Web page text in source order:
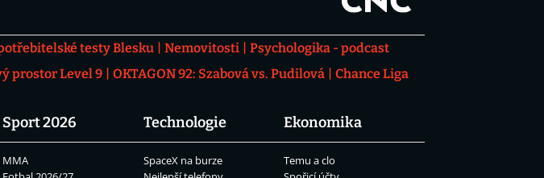
testy Blesku Nemovitosti
Psychologika - podcast
prostor Level 9 OKTAGON 92: Szabová vs. Pudilová
Chance Liga
Sport 2026
MMA
Technologie
SpaceX na burze
Ekonomika
Temu a clo